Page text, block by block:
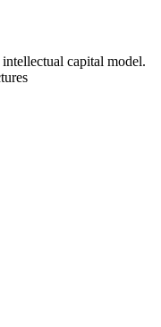
capital model.